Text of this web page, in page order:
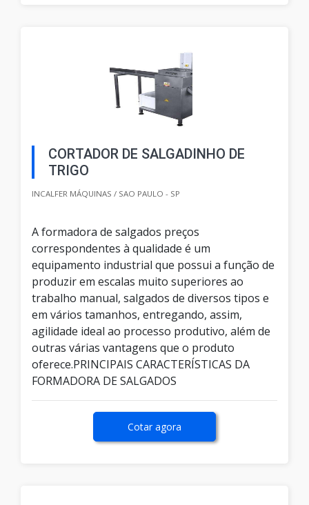
CORTADOR DE SALGADINHO DE
TRIGO
INCALFER MÁQUINAS / SAO PAULO - SP
A formadora de salgados preços
correspondentes à qualidade é um
equipamento industrial que possui a função de
produzir em escalas muito superiores ao
trabalho manual, salgados de diversos tipos e
em vários tamanhos, entregando, assim,
agilidade ideal ao processo produtivo, além de
outras várias vantagens que o produto
oferece.PRINCIPAIS CARACTERÍSTICAS DA
FORMADORA DE SALGADOS
Cotar agora